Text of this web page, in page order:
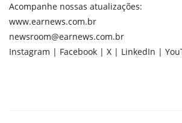
Acompanhe nossas atualizações:
www.earnews.com.br
newsroom@earnews.com.br
Instagram | Facebook | X | LinkedIn |